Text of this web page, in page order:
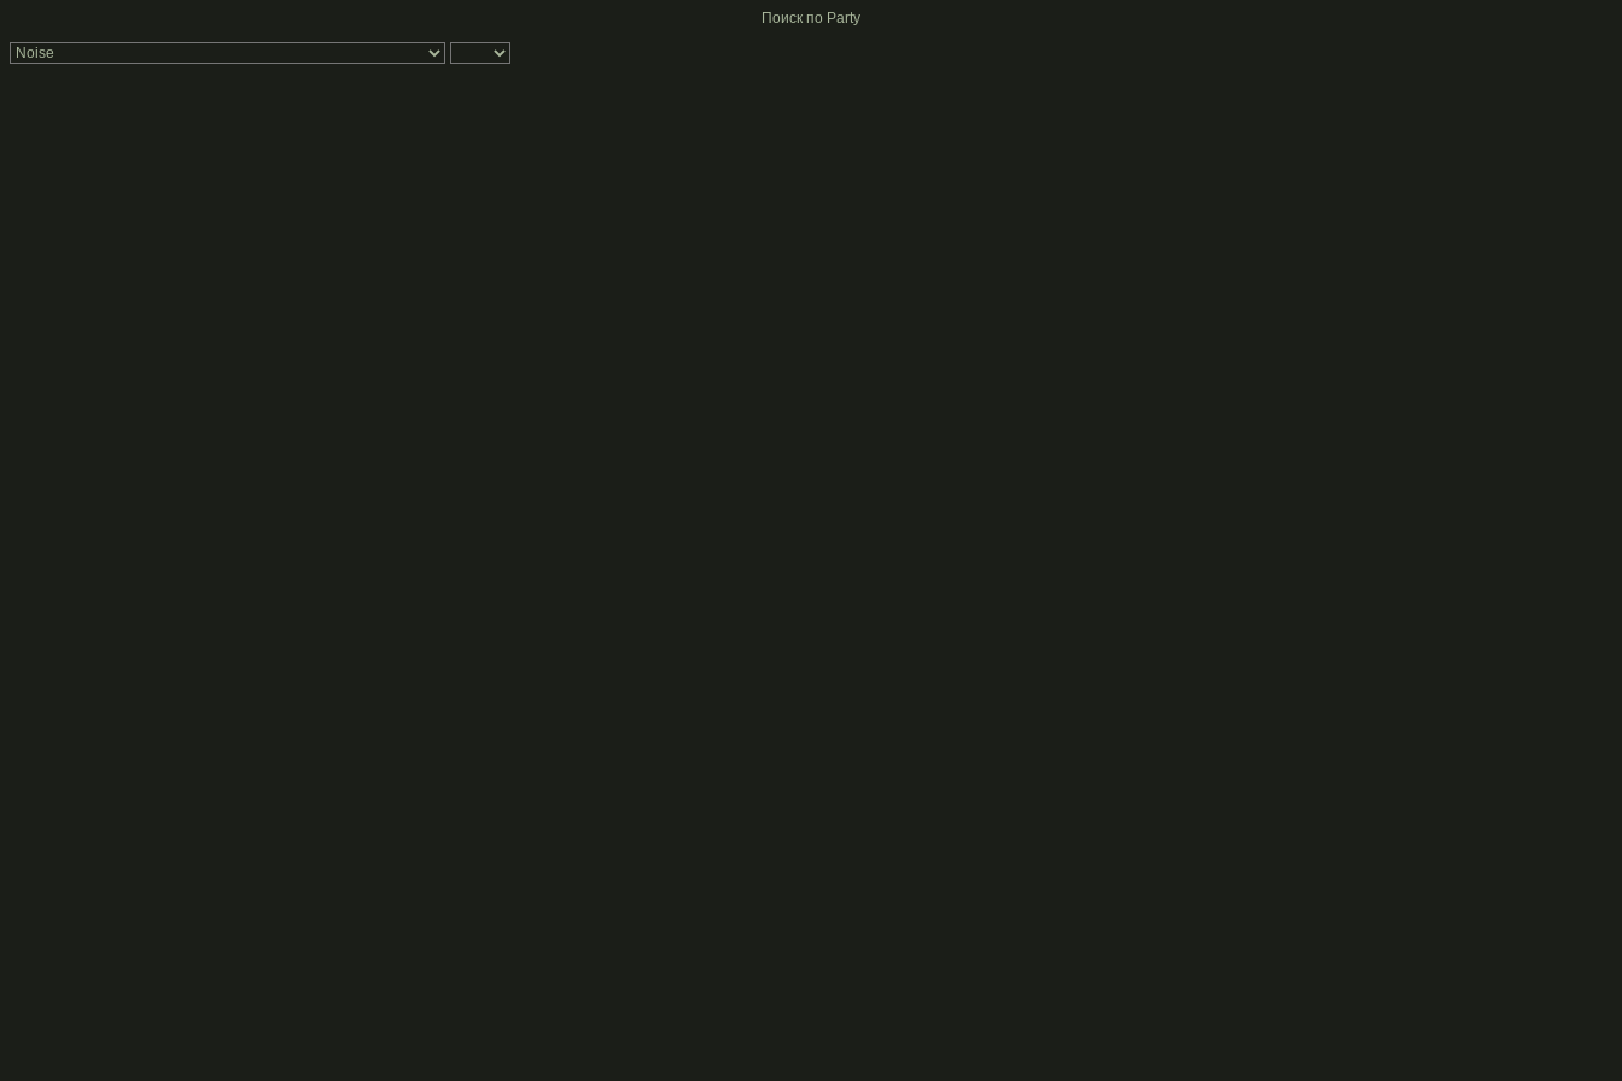
Поиск по Party